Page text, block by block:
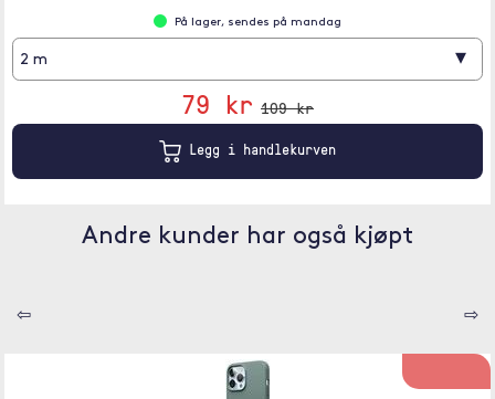
På lager, sendes på mandag
2 m ▾
79 kr 109 kr
Legg i handlekurven
Andre kunder har også kjøpt
⇦ ⇨